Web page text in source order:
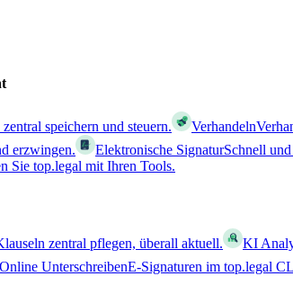
zentral speichern und steuern. Verhandeln
erzwingen.
Elektronische SignaturSchnell
Sie top.legal mit Ihren Tools.
zentral pflegen, überall aktuell. KI
UnterschreibenE-Signaturen im top.legal